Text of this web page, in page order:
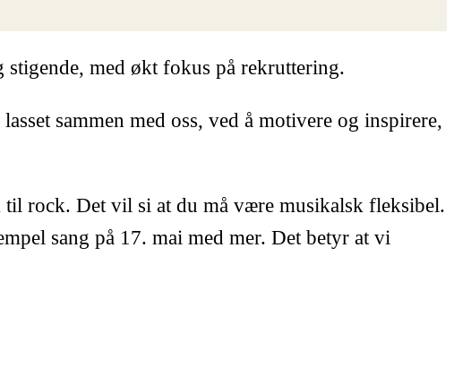
med økt fokus på rekruttering.
sammen med oss, ved å motivere og inspirere,
rock. Det vil si at du må være musikalsk fleksibel.
sang på 17. mai med mer. Det betyr at vi